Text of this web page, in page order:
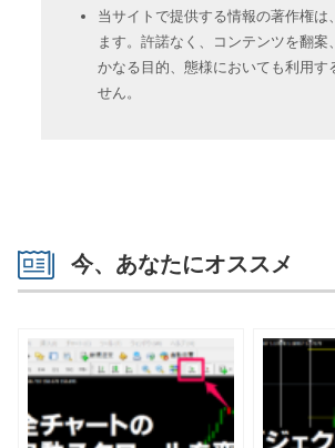
当サイトで提供する情報の著作権は
ます。許諾なく、コンテンツを翻案
かなる目的、態様においても利用す
せん。
今、あなたにオススメ